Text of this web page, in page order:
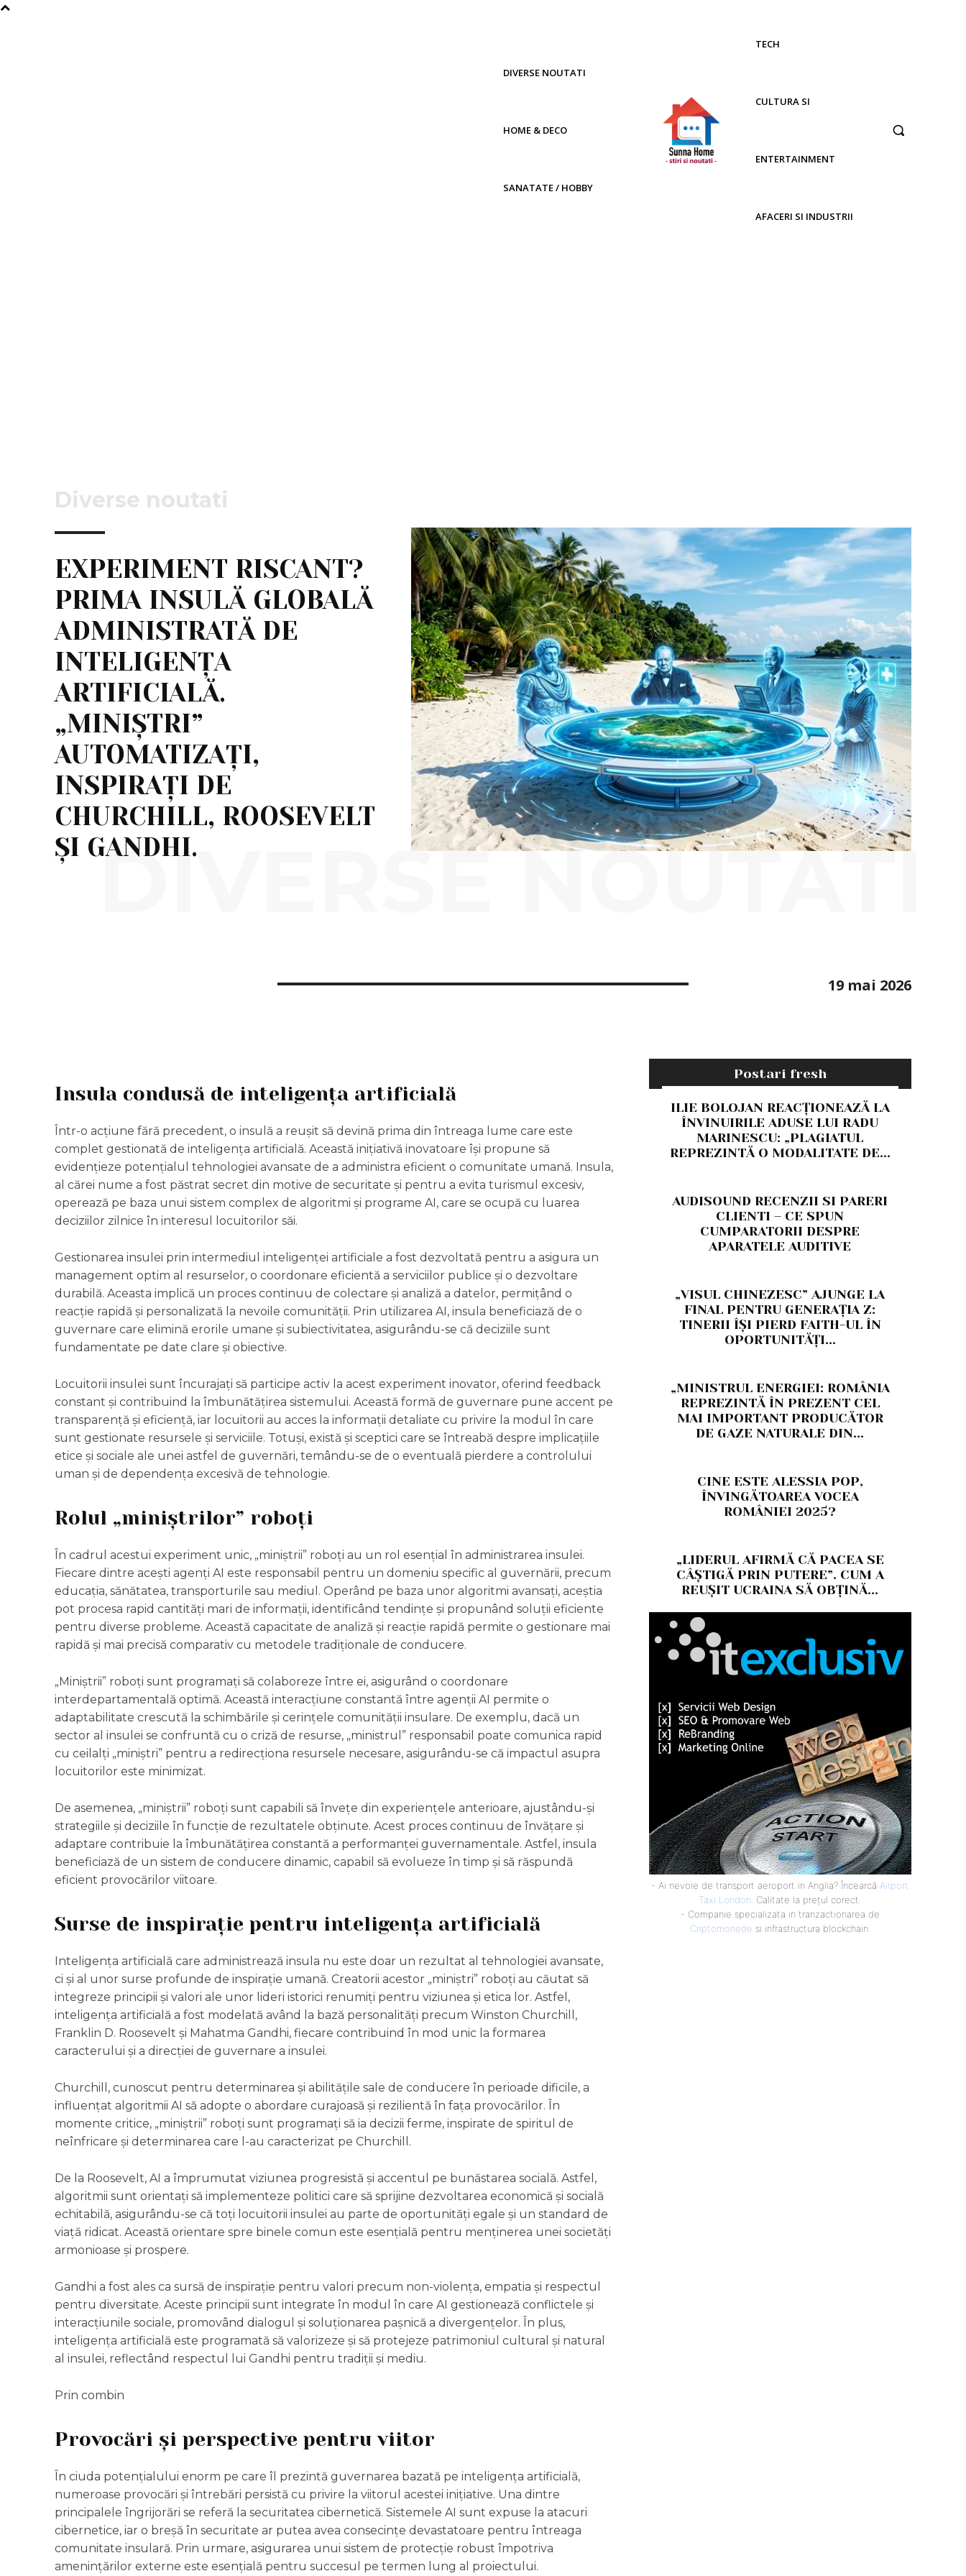
DIVERSE NOUTATI
HOME & DECO
SANATATE / HOBBY
TECH
CULTURA SI
ENTERTAINMENT
AFACERI SI INDUSTRII
Diverse noutati
EXPERIMENT RISCANT?
PRIMA INSULĂ GLOBALĂ
ADMINISTRATĂ DE
INTELIGENȚA
ARTIFICIALĂ.
„MINIȘTRI”
AUTOMATIZAȚI,
INSPIRAȚI DE
CHURCHILL, ROOSEVELT
ȘI GANDHI.
DIVERSE NOUTATI
19 mai 2026
Insula condusă de inteligența artificială
Într-o acțiune fără precedent, o insulă a reușit să devină prima din întreaga lume care este
complet gestionată de inteligența artificială. Această inițiativă inovatoare își propune să
evidențieze potențialul tehnologiei avansate de a administra eficient o comunitate umană. Insula,
al cărei nume a fost păstrat secret din motive de securitate și pentru a evita turismul excesiv,
operează pe baza unui sistem complex de algoritmi și programe AI, care se ocupă cu luarea
deciziilor zilnice în interesul locuitorilor săi.
Gestionarea insulei prin intermediul inteligenței artificiale a fost dezvoltată pentru a asigura un
management optim al resurselor, o coordonare eficientă a serviciilor publice și o dezvoltare
durabilă. Aceasta implică un proces continuu de colectare și analiză a datelor, permițând o
reacție rapidă și personalizată la nevoile comunității. Prin utilizarea AI, insula beneficiază de o
guvernare care elimină erorile umane și subiectivitatea, asigurându-se că deciziile sunt
fundamentate pe date clare și obiective.
Locuitorii insulei sunt încurajați să participe activ la acest experiment inovator, oferind feedback
constant și contribuind la îmbunătățirea sistemului. Această formă de guvernare pune accent pe
transparență și eficiență, iar locuitorii au acces la informații detaliate cu privire la modul în care
sunt gestionate resursele și serviciile. Totuși, există și sceptici care se întreabă despre implicațiile
etice și sociale ale unei astfel de guvernări, temându-se de o eventuală pierdere a controlului
uman și de dependența excesivă de tehnologie.
Rolul „miniștrilor” roboți
În cadrul acestui experiment unic, „miniștrii” roboți au un rol esențial în administrarea insulei.
Fiecare dintre acești agenți AI este responsabil pentru un domeniu specific al guvernării, precum
educația, sănătatea, transporturile sau mediul. Operând pe baza unor algoritmi avansați, aceștia
pot procesa rapid cantități mari de informații, identificând tendințe și propunând soluții eficiente
pentru diverse probleme. Această capacitate de analiză și reacție rapidă permite o gestionare mai
rapidă și mai precisă comparativ cu metodele tradiționale de conducere.
„Miniștrii” roboți sunt programați să colaboreze între ei, asigurând o coordonare
interdepartamentală optimă. Această interacțiune constantă între agenții AI permite o
adaptabilitate crescută la schimbările și cerințele comunității insulare. De exemplu, dacă un
sector al insulei se confruntă cu o criză de resurse, „ministrul” responsabil poate comunica rapid
cu ceilalți „miniștri” pentru a redirecționa resursele necesare, asigurându-se că impactul asupra
locuitorilor este minimizat.
De asemenea, „miniștrii” roboți sunt capabili să învețe din experiențele anterioare, ajustându-și
strategiile și deciziile în funcție de rezultatele obținute. Acest proces continuu de învățare și
adaptare contribuie la îmbunătățirea constantă a performanței guvernamentale. Astfel, insula
beneficiază de un sistem de conducere dinamic, capabil să evolueze în timp și să răspundă
eficient provocărilor viitoare.
Surse de inspirație pentru inteligența artificială
Inteligența artificială care administrează insula nu este doar un rezultat al tehnologiei avansate,
ci și al unor surse profunde de inspirație umană. Creatorii acestor „miniștri” roboți au căutat să
integreze principii și valori ale unor lideri istorici renumiți pentru viziunea și etica lor. Astfel,
inteligența artificială a fost modelată având la bază personalități precum Winston Churchill,
Franklin D. Roosevelt și Mahatma Gandhi, fiecare contribuind în mod unic la formarea
caracterului și a direcției de guvernare a insulei.
Churchill, cunoscut pentru determinarea și abilitățile sale de conducere în perioade dificile, a
influențat algoritmii AI să adopte o abordare curajoasă și rezilientă în fața provocărilor. În
momente critice, „miniștrii” roboți sunt programați să ia decizii ferme, inspirate de spiritul de
neînfricare și determinarea care l-au caracterizat pe Churchill.
De la Roosevelt, AI a împrumutat viziunea progresistă și accentul pe bunăstarea socială. Astfel,
algoritmii sunt orientați să implementeze politici care să sprijine dezvoltarea economică și socială
echitabilă, asigurându-se că toți locuitorii insulei au parte de oportunități egale și un standard de
viață ridicat. Această orientare spre binele comun este esențială pentru menținerea unei societăți
armonioase și prospere.
Gandhi a fost ales ca sursă de inspirație pentru valori precum non-violența, empatia și respectul
pentru diversitate. Aceste principii sunt integrate în modul în care AI gestionează conflictele și
interacțiunile sociale, promovând dialogul și soluționarea pașnică a divergențelor. În plus,
inteligența artificială este programată să valorizeze și să protejeze patrimoniul cultural și natural
al insulei, reflectând respectul lui Gandhi pentru tradiții și mediu.
Prin combin
Provocări și perspective pentru viitor
În ciuda potențialului enorm pe care îl prezintă guvernarea bazată pe inteligența artificială,
numeroase provocări și întrebări persistă cu privire la viitorul acestei inițiative. Una dintre
principalele îngrijorări se referă la securitatea cibernetică. Sistemele AI sunt expuse la atacuri
cibernetice, iar o breșă în securitate ar putea avea consecințe devastatoare pentru întreaga
comunitate insulară. Prin urmare, asigurarea unui sistem de protecție robust împotriva
amenințărilor externe este esențială pentru succesul pe termen lung al proiectului.
Postari fresh
ILIE BOLOJAN REACȚIONEAZĂ LA
ÎNVINUIRILE ADUSE LUI RADU
MARINESCU: „PLAGIATUL
REPREZINTĂ O MODALITATE DE...
AUDISOUND RECENZII SI PARERI
CLIENTI – CE SPUN
CUMPARATORII DESPRE
APARATELE AUDITIVE
„VISUL CHINEZESC” AJUNGE LA
FINAL PENTRU GENERAȚIA Z:
TINERII ÎȘI PIERD FAITH-UL ÎN
OPORTUNITĂȚI...
„MINISTRUL ENERGIEI: ROMÂNIA
REPREZINTĂ ÎN PREZENT CEL
MAI IMPORTANT PRODUCĂTOR
DE GAZE NATURALE DIN...
CINE ESTE ALESSIA POP,
ÎNVINGĂTOAREA VOCEA
ROMÂNIEI 2025?
„LIDERUL AFIRMĂ CĂ PACEA SE
CÂȘTIGĂ PRIN PUTERE”. CUM A
REUȘIT UCRAINA SĂ OBȚINĂ...
- Ai nevoie de transport aeroport in Anglia? ÎncearcăAirport
Taxi London. Calitate la prețul corect.
- Companie specializata in tranzactionarea de
Criptomonede si infrastructura blockchain.